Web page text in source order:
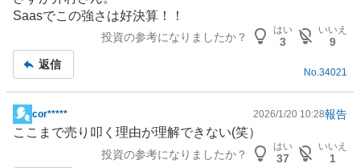
示
板
Saasでこの強さは好決算！！
投資の参考になりましたか？
はい
3
いいえ
9
返信
No.34021
掲
示
cor***** 2026/1/20 10:28報告
ここまで売り叩く理由が理解できない(笑）
投資の参考になりましたか？
はい
37
いいえ
1